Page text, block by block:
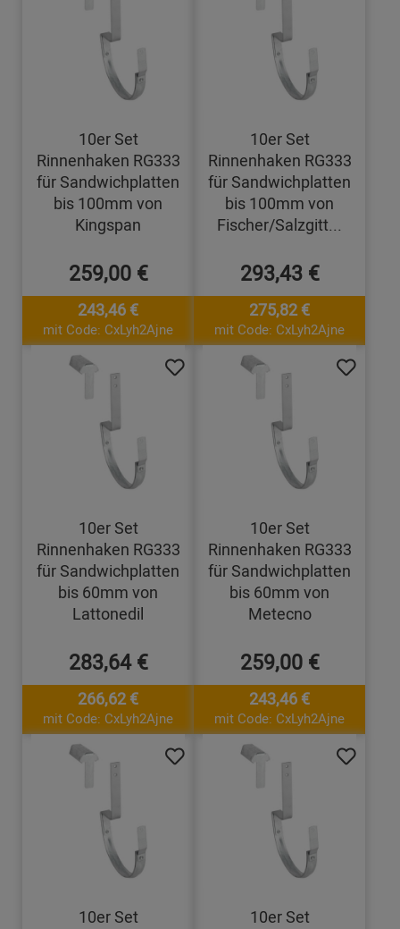
10er Set
Rinnenhaken RG333
für Sandwichplatten
bis 100mm von
Kingspan
259,00 €
243,46 €
mit Code: CxLyh2Ajne
10er Set
Rinnenhaken RG333
für Sandwichplatten
bis 100mm von
Fischer/Salzgitt...
293,43 €
275,82 €
mit Code: CxLyh2Ajne
10er Set
Rinnenhaken RG333
für Sandwichplatten
bis 60mm von
Lattonedil
283,64 €
266,62 €
mit Code: CxLyh2Ajne
10er Set
Rinnenhaken RG333
für Sandwichplatten
bis 60mm von
Metecno
259,00 €
243,46 €
mit Code: CxLyh2Ajne
10er Set
10er Set